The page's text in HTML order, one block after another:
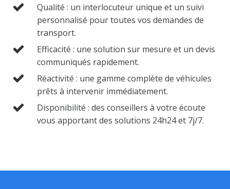
Qualité : un interlocuteur unique et un suivi
personnalisé pour toutes vos demandes de
transport.
Efficacité : une solution sur mesure et un devis
communiqués rapidement.
Réactivité : une gamme complète de véhicules
prêts à intervenir immédiatement.
Disponibilité : des conseillers à votre écoute
vous apportant des solutions 24h24 et 7j/7.